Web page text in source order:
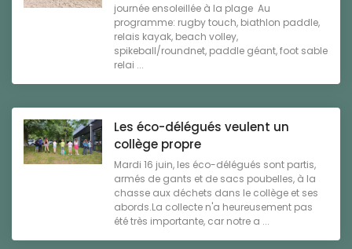
journée ensoleillée à la plage Au
programme: rugby touch, biathlon paddle,
relais kayak, beach volley,
spikeball/roundnet, paddle géant, foot sable
relai ...
Les éco-délégués veulent un
collège propre
Mardi 16 juin, les éco-délégués sont partis,
armés de gants et de sacs poubelles, à la
chasse aux déchets dans le collège et ses
abords.La collecte n'a heureusement pas
été très importante, car notre a ...